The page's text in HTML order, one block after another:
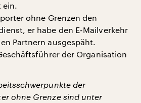
ein.
ohne Grenzen den
er habe den E-Mailverkehr
Partnern ausgespäht.
der Organisation
der
ohne Grenze sind unter